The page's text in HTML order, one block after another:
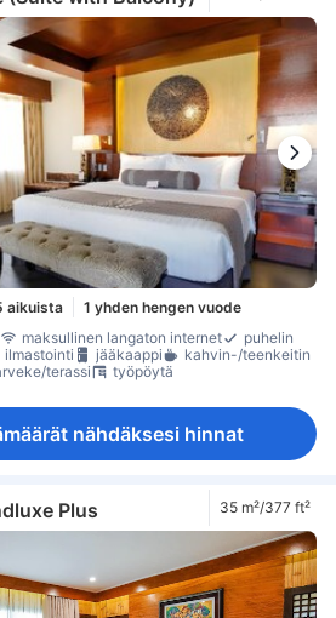
Ikkuna
Laatta-/marmorilattia
yhdistettäviä huoneita saatavana
tarvikkeet silitykseen
Rakennuksessa on hissi
savunilmaisin
ilmastointi
Turvaominaisuudet
aikuista
1 yhden hengen vuode
maksullinen langaton internet
puhelin
ilmastointi jääkaappi
kahvin-/teenkeitin
terassi
työpöytä
nähdäksesi hinnat
Plus 35 m²/377 ft²